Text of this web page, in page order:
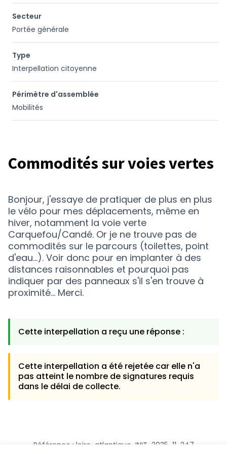
Secteur
Portée générale
Type
Interpellation citoyenne
Périmètre d'assemblée
Mobilités
Commodités sur voies vertes
Bonjour, j'essaye de pratiquer de plus en plus
le vélo pour mes déplacements, même en
hiver, notamment la voie verte
Carquefou/Candé. Or je ne trouve pas de
commodités sur le parcours (toilettes, point
d'eau...). Voir donc pour en implanter à des
distances raisonnables et pourquoi pas
indiquer par des panneaux s'il s'en trouve à
proximité... Merci.
Cette interpellation a reçu une réponse :
Cette interpellation a été rejetée car elle n'a
pas atteint le nombre de signatures requis
dans le délai de collecte.
Référence : loire-atlantique-INIT-2025-11-247